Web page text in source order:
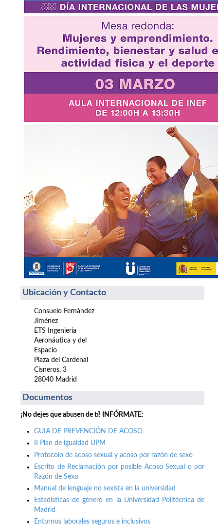
Ubicación y Contacto
Consuelo Fernández
Jiménez
ETS Ingeniería
Aeronáutica y del
Espacio
Plaza del Cardenal
Cisneros, 3
28040 Madrid
Documentos
¡No dejes que abusen de tí! INFÓRMATE:
GUIA DE PREVENCIÓN DE ACOSO
II Plan de igualdad UPM
Protocolo de acoso sexual y acoso por razón de sexo
Escrito de Reclamación por posible Acoso Sexual o por
Razón de Sexo
Manual de lenguaje no sexista en la universidad
Estadísticas de género en la Universidad Politécnica de
Madrid
Entornos laborales seguros e inclusivos